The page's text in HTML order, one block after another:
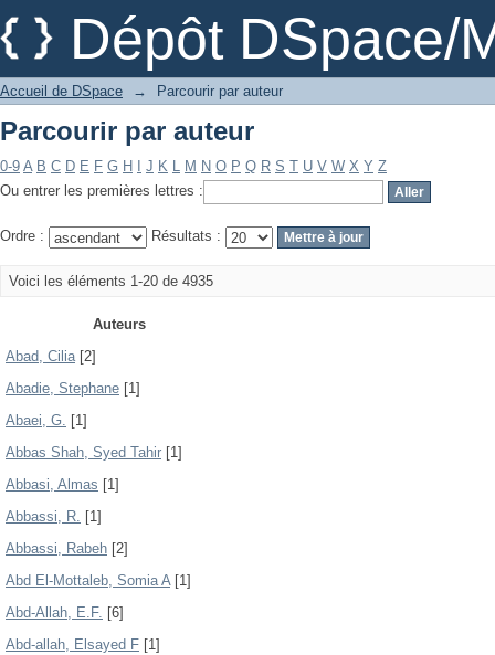
Dépôt DSpace/
Parcourir par auteur
Accueil de DSpace → Parcourir par auteur
Parcourir par auteur
0-9 A B C D E F G H J K L M N O P Q R S T U V W X Y Z
Ou entrer les premières lettres :
Ordre : Résultats :
Voici les éléments 1-20 de 4935
Auteurs
Abad, Cilia[2]
Abadie, Stephane [1]
Abaei, G. [1]
Abbas Shah, Syed Tahir [1]
Abbasi, Almas [1]
Abbassi, R. [1]
Abbassi, Rabeh [2]
Abd El-Mottaleb, Somia A[1]
Abd-Allah, E.F. [6]
Abd-allah, Elsayed F [1]